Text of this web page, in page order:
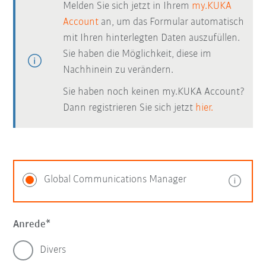
Melden Sie sich jetzt in Ihrem my.KUKA
Account an, um das Formular automatisch
mit Ihren hinterlegten Daten auszufüllen.
Sie haben die Möglichkeit, diese im
Nachhinein zu verändern.
Sie haben noch keinen my.KUKA Account?
Dann registrieren Sie sich jetzt hier.
Global Communications Manager
Anrede
Divers